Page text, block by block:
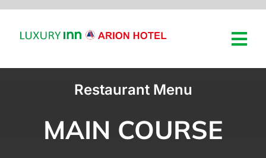
ROOM MEETINGS &
Restaurant Menu
MAIN COURSE